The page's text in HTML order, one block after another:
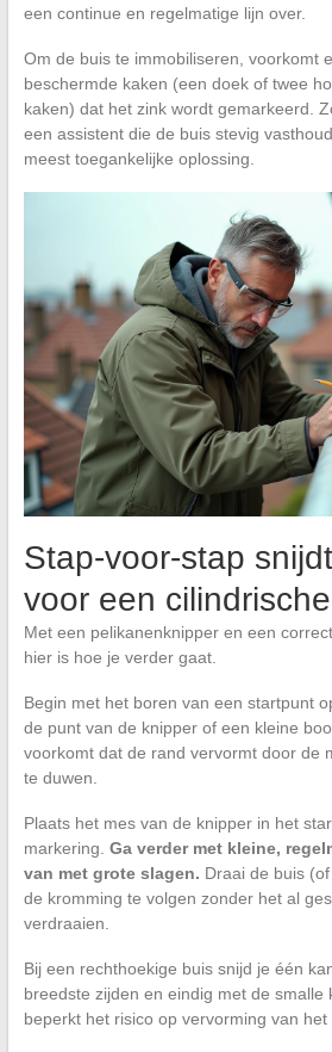
een continue en regelmatige lijn over.
Om de buis te immobiliseren, voorkomt
beschermde kaken (een doek of twee
kaken) dat het zink wordt gemarkeerd.
een assistent die de buis stevig
meest toegankelijke oplossing.
Stap-voor-stap
voor een
Met een pelikanenknipper en een
hier is hoe je verder gaat.
Begin met het boren van een startpunt
de punt van de knipper of een kleine
voorkomt dat de rand vervormt door de
te duwen.
Plaats het mes van de knipper in het
markering. Ga verder met kleine,
van met grote slagen. Draai de buis
de kromming te volgen zonder het al
verdraaien.
Bij een rechthoekige buis snijd je één
breedste zijden en eindig met de smalle
beperkt het risico op vervorming van het